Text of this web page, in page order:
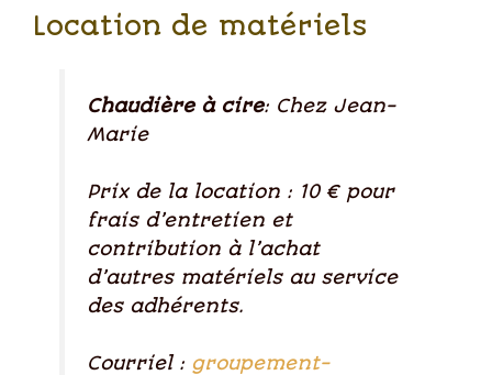
Location de matériels
Chaudière à cire: Chez Jean-
Marie
Prix de la location : 10 € pour
frais d’entretien et
contribution à l’achat
d’autres matériels au service
des adhérents.
Courriel : groupement-